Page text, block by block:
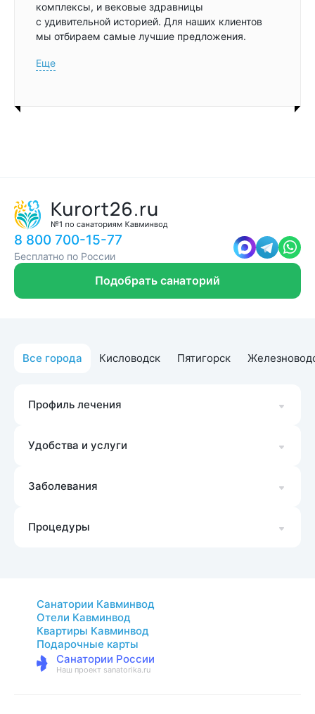
комплексы, и вековые здравницы
с удивительной историей. Для наших клиентов
мы отбираем самые лучшие предложения.
Еще
8 800 700-15-77
Бесплатно по России
Подобрать санаторий
Все города Кисловодск Пятигорск
Профиль лечения
Удобства и услуги
Заболевания
Процедуры
Санатории Кавминвод
Отели Кавминвод
Квартиры Кавминвод
Подарочные карты
Санатории России
Наш проект sanatorika.ru